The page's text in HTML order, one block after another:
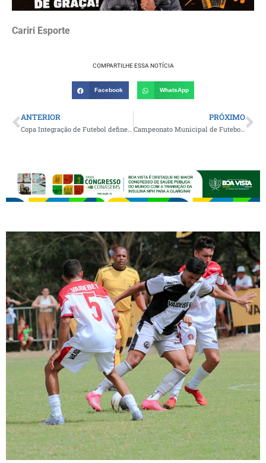
Cariri Esporte
COMPARTILHE ESSA NOTÍCIA
Facebook WhatsApp
ANTERIOR PRÓXIMO
Campeonato Municipal de Futebol de Alagoa Nova terá sequência neste domingo com os jogos da quarta rodada